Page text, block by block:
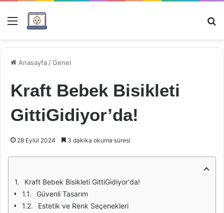
Menü
Anasayfa /Genel
Kraft Bebek Bisikleti
GittiGidiyor’da!
28 Eylül 2024 3 dakika okuma süresi
Kraft Bebek Bisikleti GittiGidiyor'da!
Güvenli Tasarım
Estetik ve Renk Seçenekleri